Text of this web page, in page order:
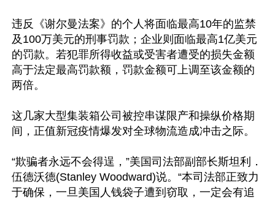
违反《谢尔曼法案》的个人将面临最高10年的监禁
及100万美元的刑事罚款；企业则面临最高1亿美元
的罚款。若犯罪所得收益或受害者遭受的损失金额
高于法定最高罚款额，罚款金额可上调至该金额的
两倍。
这几家大型集装箱公司被控串谋限产和操纵价格期
间，正值新冠疫情爆发对全球物流造成冲击之际。
“欺骗者永远不会得逞，”美国司法部副部长斯坦利．
伍德沃德(Stanley Woodward)说。“本司法部正致力
于确保，一旦美国人钱袋子遭到窃取，一定会有追